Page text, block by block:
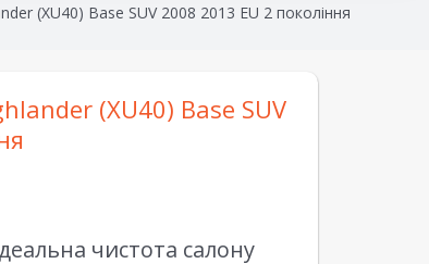
(XU40) Base SUV 2008 2013 EU 2 покоління
(XU40) Base SUV
чистота салону